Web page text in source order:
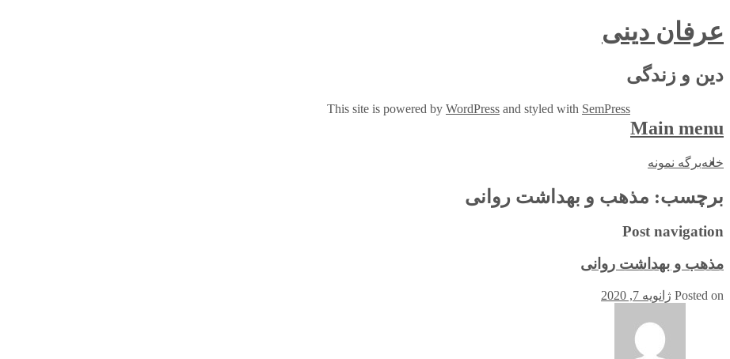
عرفان دینی
دین و زندگی
Main menu
Skip
خانهبرگه نمونه
برچسب: مذهب و بهداشت روانی
Post navigation
مذهب و بهداشت روانی
Posted on ژانویه 7, 2020
This site is powered by WordPress and styled with SemPress